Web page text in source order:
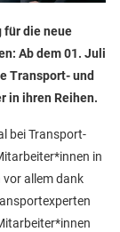
für die neue
Ab dem 01. Juli
Transport- und
in ihren Reihen.
bei Transport-
in
vor allem dank